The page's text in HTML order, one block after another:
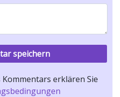
erklären Sie